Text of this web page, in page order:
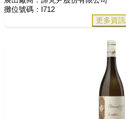
攤位號碼：I712
更多資訊